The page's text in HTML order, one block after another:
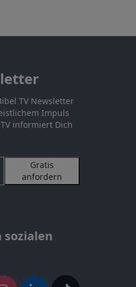
TV Newsletter
Impuls
informiert Dich
Gratis
anfordern
sozialen